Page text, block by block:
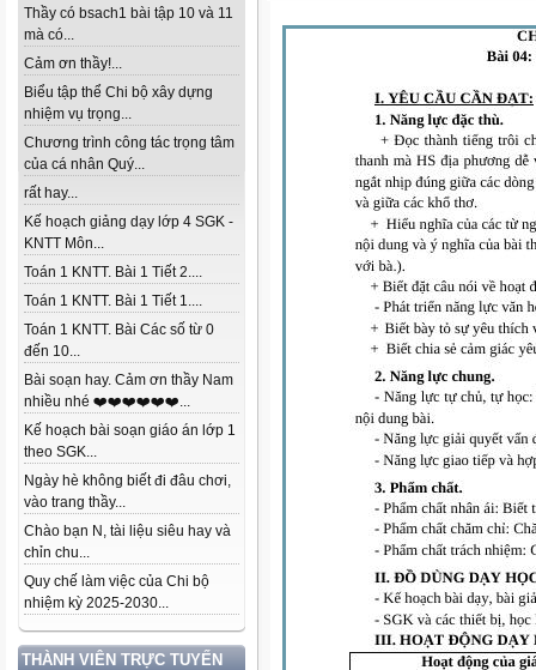
Thầy có bsach1 bài tập 10 và 11
mà có...
Cảm ơn thầy!...
Biểu tập thể Chi bộ xây dựng
nhiệm vụ trọng...
Chương trình công tác trọng tâm
của cá nhân Quý...
rất hay...
Kế hoạch giảng dạy lớp 4 SGK -
KNTT Môn...
Toán 1 KNTT. Bài 1 Tiết 2....
Toán 1 KNTT. Bài 1 Tiết 1....
Toán 1 KNTT. Bài Các số từ 0
đến 10...
Bài soạn hay. Cảm ơn thầy Nam
nhiều nhé ❤️❤️❤️❤️❤️❤️...
Kế hoạch bài soạn giáo án lớp 1
theo SGK...
Ngày hè không biết đi đâu chơi,
vào trang thầy...
Chào bạn N, tài liệu siêu hay và
chỉn chu...
Quy chế làm việc của Chi bộ
nhiệm kỳ 2025-2030...
THÀNH VIÊN TRỰC TUYẾN